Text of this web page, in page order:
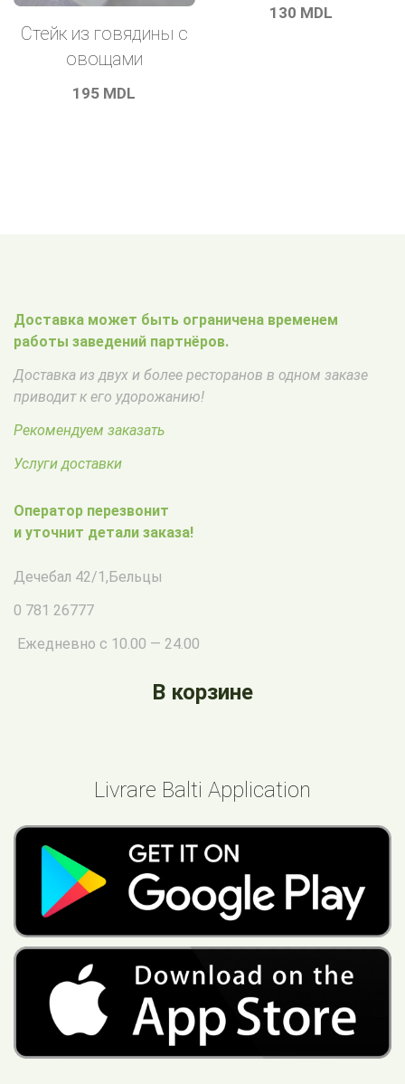
Стейк из говядины с
овощами
195 MDL
130 MDL
Доставка может быть ограничена временем
работы заведений партнёров.
Доставка из двух и более ресторанов в одном заказе
приводит к его удорожанию!
Рекомендуем заказать
Услуги доставки
Оператор перезвонит
и уточнит детали заказа!
Дечебал 42/1,Бельцы
0 781 26777
Ежедневно с 10.00 — 24.00
В корзине
Livrare Balti Application